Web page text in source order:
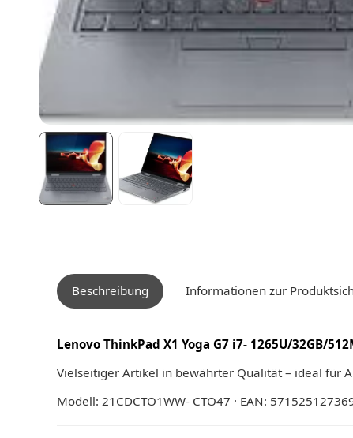
Beschreibung Informationen zur
Lenovo ThinkPad X1 Yoga G7 i7- 1265U/32GB/
Vielseitiger Artikel in bewährter Qualität – ideal für
Modell: 21CDCTO1WW- CTO47 · EAN: